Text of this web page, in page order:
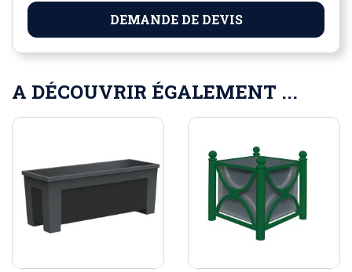
DEMANDE DE DEVIS
A DÉCOUVRIR ÉGALEMENT ...